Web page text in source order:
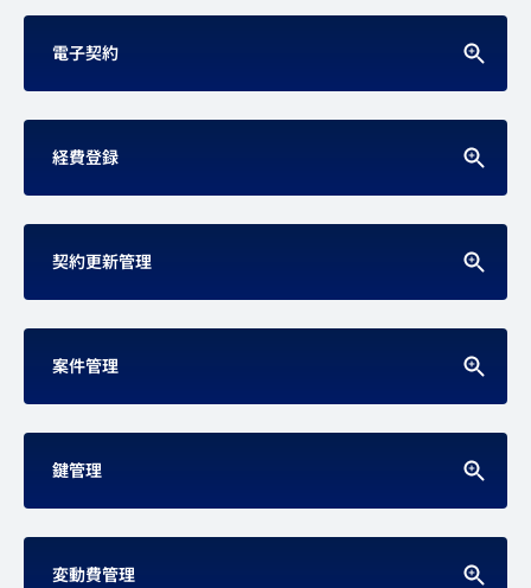
電子契約
経費登録
契約更新管理
案件管理
鍵管理
変動費管理